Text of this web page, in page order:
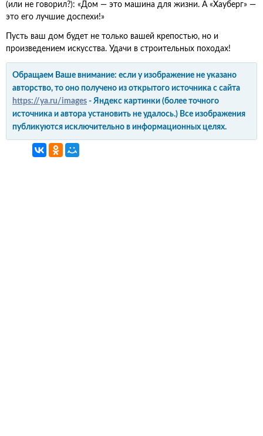
(или не говорил?): «Дом — это машина для жизни. А «Хауберг» —
это его лучшие доспехи!»
Пусть ваш дом будет не только вашей крепостью, но и
произведением искусства. Удачи в строительных походах!
Обращаем Ваше внимание: если у изображение не указано
авторство, то оно получено из открытого источника с сайта
https://ya.ru/images - Яндекс картинки (более точного
источника и автора установить не удалось.) Все изображения
публикуются исключительно в информационных целях.